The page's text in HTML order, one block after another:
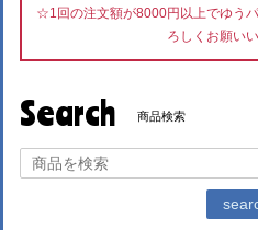
☆1回の注文額が8000円以上でゆう
ろしくお願い
Search 商品検索